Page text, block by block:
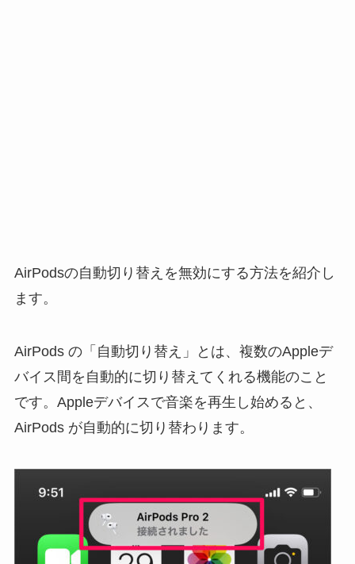
AirPodsの自動切り替えを無効にする方法を紹介し
ます。
AirPods の「自動切り替え」とは、複数のAppleデ
バイス間を自動的に切り替えてくれる機能のこと
です。Appleデバイスで音楽を再生し始めると、
AirPods が自動的に切り替わります。